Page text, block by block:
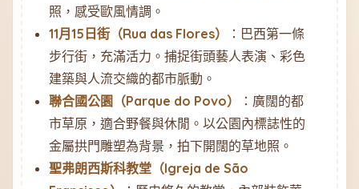
照，感受歐風情調。
11月15日街（Rua das Flores）
：巴西第一條
步行街，充滿活力。捕捉街頭藝人表演、彩色
建築與人流交織的都市脈動。
聯合國公園（Parque do Povo）
：廣闊的都
市草原，適合野餐與休閒。以公園內標誌性的
金屬拱門雕塑為背景，拍下開闊的草地照。
聖弗朗西斯科教堂（Igreja de São